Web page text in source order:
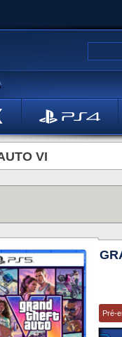
VI
Pré-